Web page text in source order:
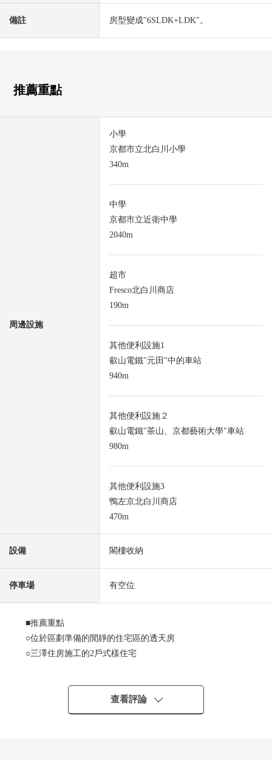
備註 房型變成"6SLDK+LDK"。
推薦重點
周邊設施
小學
京都市立北白川小學
340m
中學
京都市立近衛中學
2040m
超市
Fresco北白川商店
190m
其他便利設施1
叡山電鐵"元田"中的車站
940m
其他便利設施２
叡山電鐵"茶山、京都藝術大學"車站
980m
其他便利設施3
鴨左京北白川商店
470m
設備 閣樓收納
停車場 有空位
■推薦重點
○位於區劃準備的閒靜的住宅區的透天房
○三澤住房施工的2戶式樣住宅
○一般情況下能停車2台(1台分鐘，從屬於車庫)※出自車型
○在南側院子作為光照良好度的客廳·餐廳
查看評論